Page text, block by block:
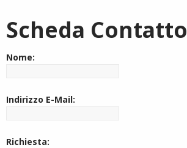
Scheda Contatto
Nome:
Indirizzo E-Mail:
Richiesta: